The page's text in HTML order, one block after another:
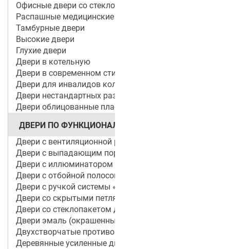
Офисные двери со стеклом
Распашные медицинские двери
Тамбурные двери
Высокие двери
Глухие двери
Двери в котельную
Двери в современном стиле
Двери для инвалидов колясочников
Двери нестандартных размеров
Двери облицованные пластиком
ДВЕРИ ПО ФУНКЦИОНАЛУ
Двери с вентиляционной решеткой
Двери с выпадающим порогом / беспороговые
Двери с иллюминатором
Двери с отбойной полосой (пластиной)
Двери с ручкой системы «Антипаника»
Двери со скрытыми петлями
Двери со стеклопакетом для объектов
Двери эмаль (окрашенные по RAL)
Двухстворчатые противопожарные двери
Деревянные усиленные двери